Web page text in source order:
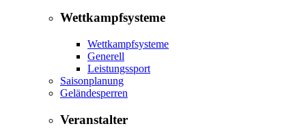
Wettkampfsysteme
Wettkampfsysteme
Generell
Leistungssport
Saisonplanung
Geländesperren
Veranstalter